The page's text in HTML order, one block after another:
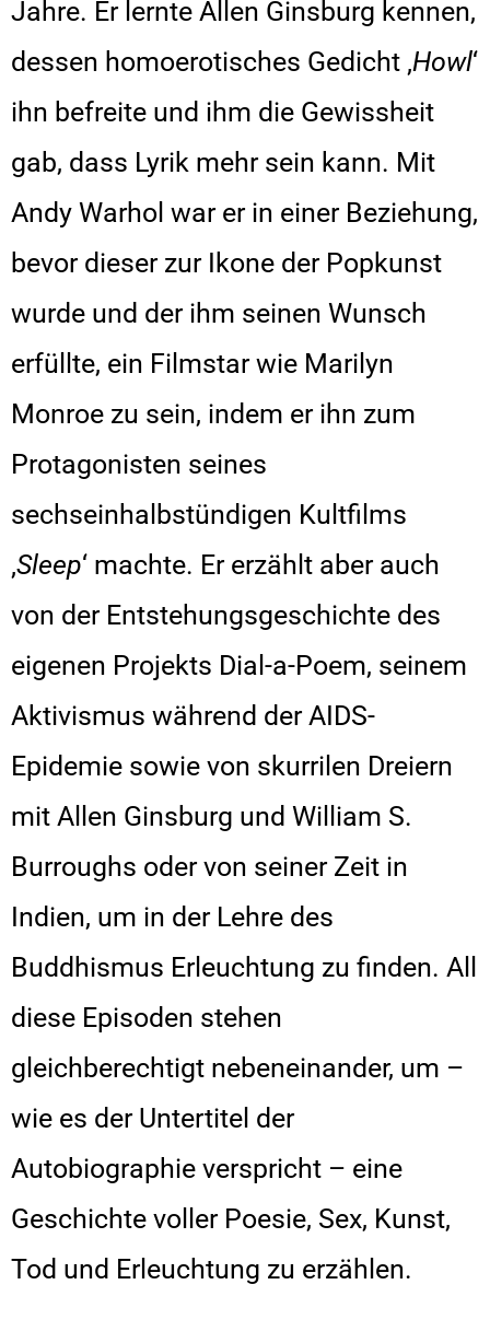
Jahre. Er lernte Allen Ginsburg kennen,
dessen homoerotisches Gedicht ‚Howl‘
ihn befreite und ihm die Gewissheit
gab, dass Lyrik mehr sein kann. Mit
Andy Warhol war er in einer Beziehung,
bevor dieser zur Ikone der Popkunst
wurde und der ihm seinen Wunsch
erfüllte, ein Filmstar wie Marilyn
Monroe zu sein, indem er ihn zum
Protagonisten seines
sechseinhalbstündigen Kultfilms
‚Sleep‘ machte. Er erzählt aber auch
von der Entstehungsgeschichte des
eigenen Projekts Dial-a-Poem, seinem
Aktivismus während der AIDS-
Epidemie sowie von skurrilen Dreiern
mit Allen Ginsburg und William S.
Burroughs oder von seiner Zeit in
Indien, um in der Lehre des
Buddhismus Erleuchtung zu finden. All
diese Episoden stehen
gleichberechtigt nebeneinander, um –
wie es der Untertitel der
Autobiographie verspricht – eine
Geschichte voller Poesie, Sex, Kunst,
Tod und Erleuchtung zu erzählen.